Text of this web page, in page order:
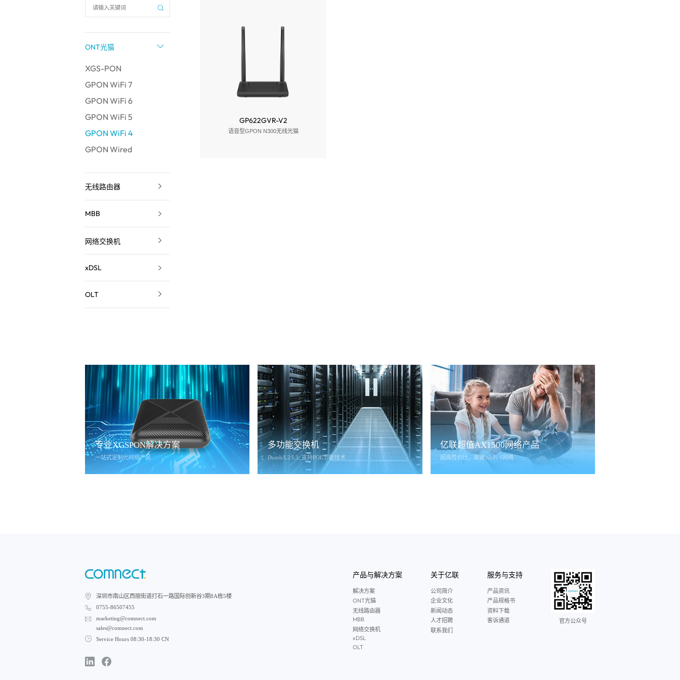
ONT光猫
XGS-PON
GPON WiFi 7
GPON WiFi 6
GPON WiFi 5
GPON WiFi 4
GPON Wired
无线路由器
MBB
网络交换机
xDSL
OLT
GP622GVR-V2
语音型GPON N300无线光猫
专业XGSPON解决方案
一站式定制光网络产品
多功能交换机
Dumb/L2/L3, 支持POE节能技术
亿联超值AX1500网络产品
超高性价比，高速Wi-Fi 6网络
深圳市南山区西丽街道打石一路国际创新谷3期8A栋5楼
0755-86507455
marketing@comnect.com
sales@comnect.com
Service Hours 08:30-18:30 CN
产品与解决方案
解决方案
ONT光猫
无线路由器
MBB
网络交换机
xDSL
OLT
关于亿联
公司简介
企业文化
新闻动态
人才招聘
联系我们
服务与支持
产品资讯
产品规格书
资料下载
客诉通道
官方公众号